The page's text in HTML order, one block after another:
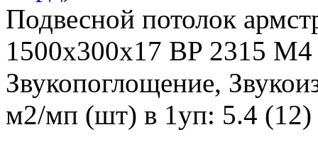
Подвесной потолок
1500x300x17 BP 2315 M4
Звукопоглощение,
м2/мп (шт) в 1уп: 5.4